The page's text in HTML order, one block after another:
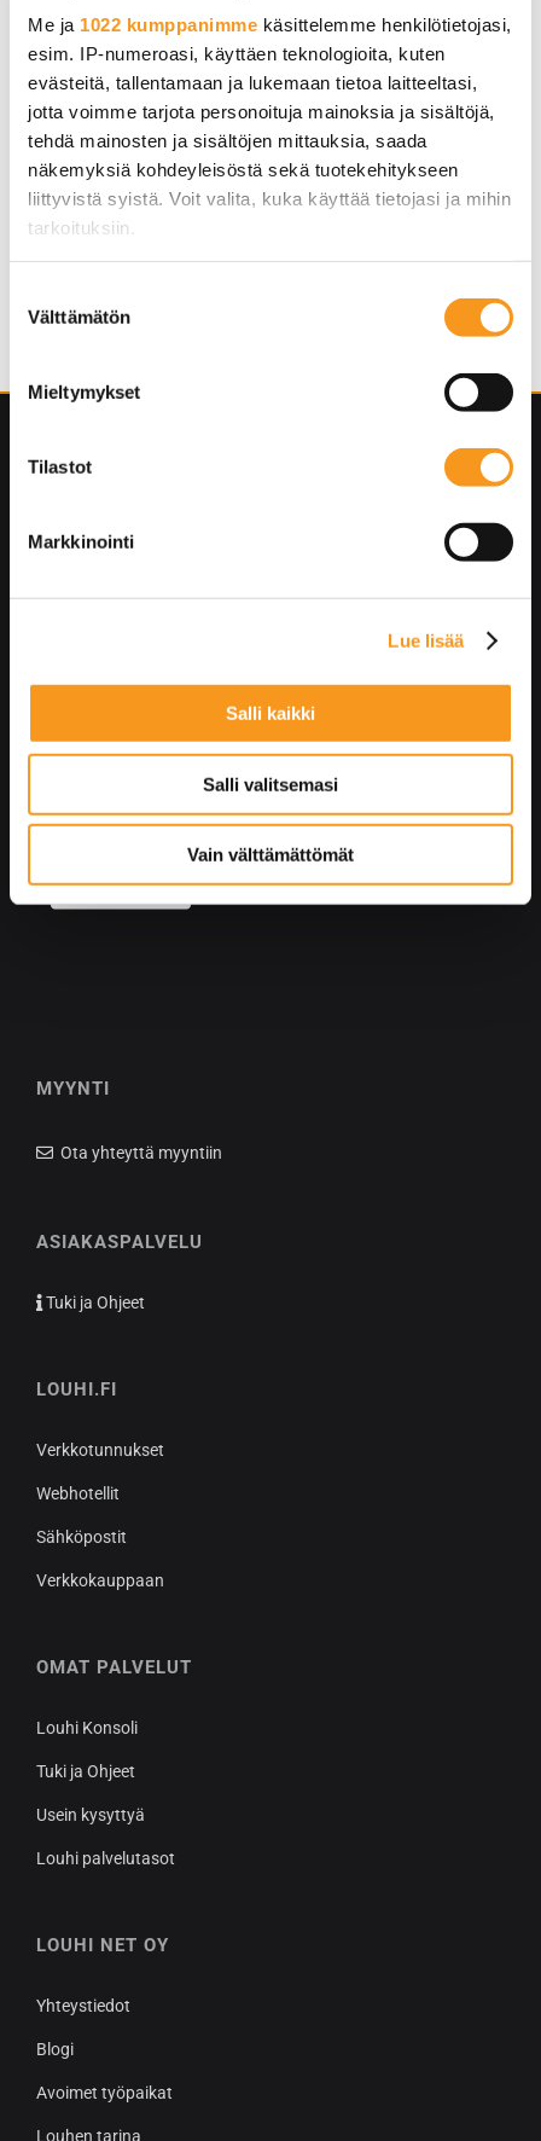
Me ja 1022 kumppanimme käsittelemme henkilötietojasi,
esim. IP-numeroasi, käyttäen teknologioita, kuten
evästeitä, tallentamaan ja lukemaan tietoa laitteeltasi,
jotta voimme tarjota personoituja mainoksia ja sisältöjä,
tehdä mainosten ja sisältöjen mittauksia, saada
näkemyksiä kohdeyleisöstä sekä tuotekehitykseen
liittyvistä syistä. Voit valita, kuka käyttää tietojasi ja mihin
tarkoituksiin.
Kerätä tietoja maantieteellisestä sijainnistasi,
ominaispiirteitä aktiivisesti (sormenjäljen
Lue lisää siitä, miten henkilötietojasi käsitellään ja miten
evästeilmoituksessa.
räätälöimiseen, sosiaalisen median ominaisuuksien
sivustoamme. Kumppanimme voivat yhdistää näitä
tietoja muihin tietoihin, joita olet antanut heille tai joita on
kerätty, kun olet käyttänyt heidän palvelujaan. Saat
lisätietoa käytämistämme evästeistä ja muuttaa tai
valinta
Välttämätön
Mieltymykset
Tilastot
Markkinointi
Lue lisää
Salli kaikki
Salli valitsemasi
Vain välttämättömät
Sovellukset
Tekoäly
Tiedotteet ja palveluesittelyt
Tietosuoja ja tietoturva
WordPress
MYYNTI
Ota yhteyttä myyntiin
ASIAKASPALVELU
Tuki ja Ohjeet
LOUHI.FI
Verkkotunnukset
Webhotellit
Sähköpostit
Verkkokauppaan
OMAT PALVELUT
Louhi Konsoli
Tuki ja Ohjeet
Usein kysyttyä
Louhi palvelutasot
LOUHI NET OY
Yhteystiedot
Blogi
Avoimet työpaikat
Louhen tarina